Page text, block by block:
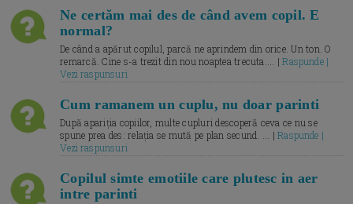
Ne certăm mai des de când avem copil. E
normal?
De când a apărut copilul, parcă ne aprindem din orice. Un ton. O
remarcă. Cine s-a trezit din nou noaptea trecuta.... |Raspunde |
Vezi raspunsuri
Cum ramanem un cuplu, nu doar parinti
După apariția copiilor, multe cupluri descoperă ceva ce nu se
spune prea des: relația se mută pe plan secund. ... |Raspunde |
Vezi raspunsuri
Copilul simte emotiile care plutesc in aer
intre parinti